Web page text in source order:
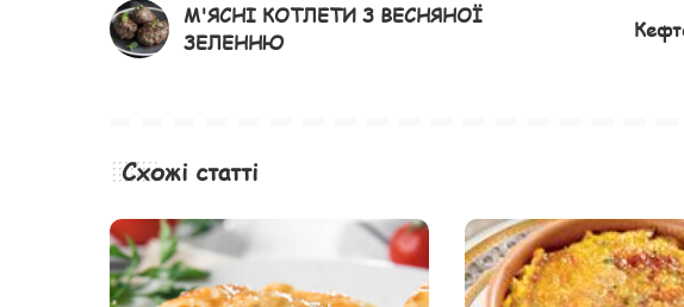
М'ЯСНІ КОТЛЕТИ З ВЕСНЯНОЇ
ЗЕЛЕННЮ
Схожі статті